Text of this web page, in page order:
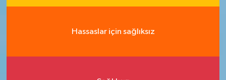
Hassaslar için sağlıksız